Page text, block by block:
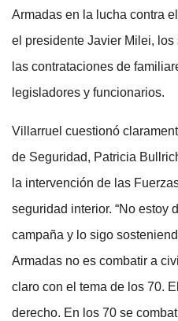
Armadas en la lucha contra
el presidente Javier Milei,
las contrataciones de
legisladores y funcionarios.
Villarruel cuestionó
de Seguridad, Patricia
la intervención de las
seguridad interior. “No estoy
campaña y lo sigo
Armadas no es combatir a
claro con el tema de los 70.
derecho. En los 70 se